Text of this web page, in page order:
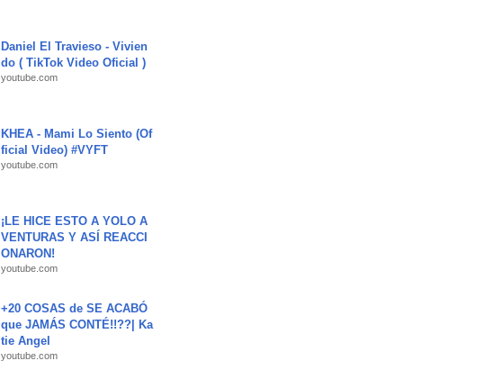
Daniel El Travieso - Vivien
do ( TikTok Video Oficial )
youtube.com
KHEA - Mami Lo Siento (Of
ficial Video) #VYFT
youtube.com
¡LE HICE ESTO A YOLO A
VENTURAS Y ASÍ REACCI
ONARON!
youtube.com
+20 COSAS de SE ACABÓ
que JAMÁS CONTÉ!!??| Ka
tie Angel
youtube.com